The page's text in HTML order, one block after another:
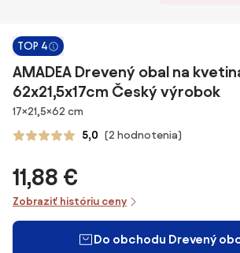
TOP 4
AMADEA Drevený obal na
62x21,5x17cm Český výrobok
Rozmery
17×21,5×62 cm
5,0 (2 hodnotenia)
11,88 €
Zobraziť históriu ceny
Do obchodu Drevený